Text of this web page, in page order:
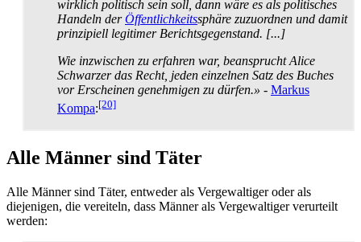
wirklich politisch sein soll, dann wäre es als politisches
Handeln derÖffentlichkeits­sphäre zuzuordnen und damit
prinzipiell legitimer Berichts­gegenstand. [...]
Wie inzwischen zu erfahren war, beansprucht Alice
Schwarzer das Recht, jeden einzelnen Satz des Buches
vor Erscheinen genehmigen zu dürfen.» - Markus
Kompa:[20]
Alle Männer sind Täter
Alle Männer sind Täter, entweder als Vergewaltiger oder als
diejenigen, die vereiteln, dass Männer als Vergewaltiger verurteilt
werden: